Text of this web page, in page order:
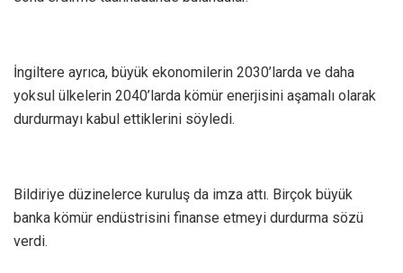
İngiltere ayrıca, büyük ekonomilerin 2030’larda ve daha
yoksul ülkelerin 2040’larda kömür enerjisini aşamalı olarak
durdurmayı kabul ettiklerini söyledi.
Bildiriye düzinelerce kuruluş da imza attı. Birçok büyük
banka kömür endüstrisini finanse etmeyi durdurma sözü
verdi.